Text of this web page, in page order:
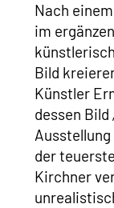
Nach
im
Bild
Künstler
dessen Bild
der
Kirchner